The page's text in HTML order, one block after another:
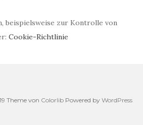
beispielsweise zur Kontrolle von
Cookie-Richtlinie
Theme von ColorlibPowered by WordPress